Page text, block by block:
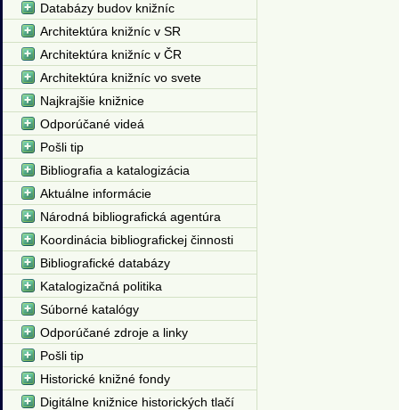
Databázy budov knižníc
Architektúra knižníc v SR
Architektúra knižníc v ČR
Architektúra knižníc vo svete
Najkrajšie knižnice
Odporúčané videá
Pošli tip
Bibliografia a katalogizácia
Aktuálne informácie
Národná bibliografická agentúra
Koordinácia bibliografickej činnosti
Bibliografické databázy
Katalogizačná politika
Súborné katalógy
Odporúčané zdroje a linky
Pošli tip
Historické knižné fondy
Digitálne knižnice historických tlačí